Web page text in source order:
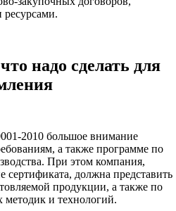
ресурсами.
надо сделать для
2010 большое внимание
а также программе по
При этом компания,
сертификата, должна представить
продукции, а также по
и технологий.